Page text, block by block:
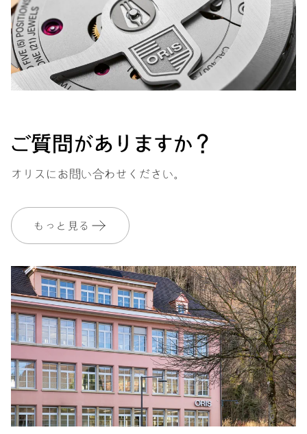
ご質問がありますか？
オリスにお問い合わせください。
もっと見る